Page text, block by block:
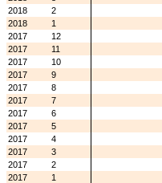
2018
2
2018
1
2017
12
2017
11
2017
10
2017
9
2017
8
2017
7
2017
6
2017
5
2017
4
2017
3
2017
2
2017
1